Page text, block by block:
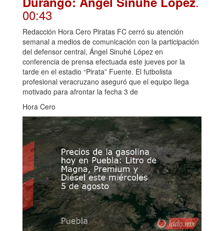
00:43
Redacción Hora Cero Piratas FC cerró su atención
semanal a medios de comunicación con la participación
del defensor central, Ángel Sinuhé López en
conferencia de prensa efectuada este jueves por la
tarde en el estadio “Pirata” Fuente. El futbolista
profesional veracruzano aseguró que el equipo llega
motivado para afrontar la fecha 3 de
Hora Cero